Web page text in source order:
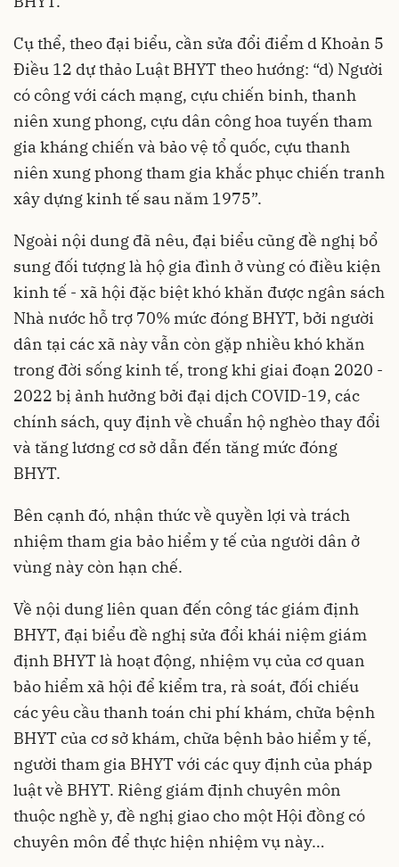
Cụ thể, theo đại biểu, cần sửa đổi điểm d Khoản 5
Điều 12 dự thảo Luật BHYT theo hướng: “d) Người
có công với cách mạng, cựu chiến binh, thanh
niên xung phong, cựu dân công hoa tuyến tham
gia kháng chiến và bảo vệ tổ quốc, cựu thanh
niên xung phong tham gia khắc phục chiến tranh
xây dựng kinh tế sau năm 1975”.
Ngoài nội dung đã nêu, đại biểu cũng đề nghị bổ
sung đối tượng là hộ gia đình ở vùng có điều kiện
kinh tế - xã hội đặc biệt khó khăn được ngân sách
Nhà nước hỗ trợ 70% mức đóng BHYT, bởi người
dân tại các xã này vẫn còn gặp nhiều khó khăn
trong đời sống kinh tế, trong khi giai đoạn 2020 -
2022 bị ảnh hưởng bởi đại dịch COVID-19, các
chính sách, quy định về chuẩn hộ nghèo thay đổi
và tăng lương cơ sở dẫn đến tăng mức đóng
BHYT.
Bên cạnh đó, nhận thức về quyền lợi và trách
nhiệm tham gia bảo hiểm y tế của người dân ở
vùng này còn hạn chế.
Về nội dung liên quan đến công tác giám định
BHYT, đại biểu đề nghị sửa đổi khái niệm giám
định BHYT là hoạt động, nhiệm vụ của cơ quan
bảo hiểm xã hội để kiểm tra, rà soát, đối chiếu
các yêu cầu thanh toán chi phí khám, chữa bệnh
BHYT của cơ sở khám, chữa bệnh bảo hiểm y tế,
người tham gia BHYT với các quy định của pháp
luật về BHYT. Riêng giám định chuyên môn
thuộc nghề y, đề nghị giao cho một Hội đồng có
chuyên môn để thực hiện nhiệm vụ này…